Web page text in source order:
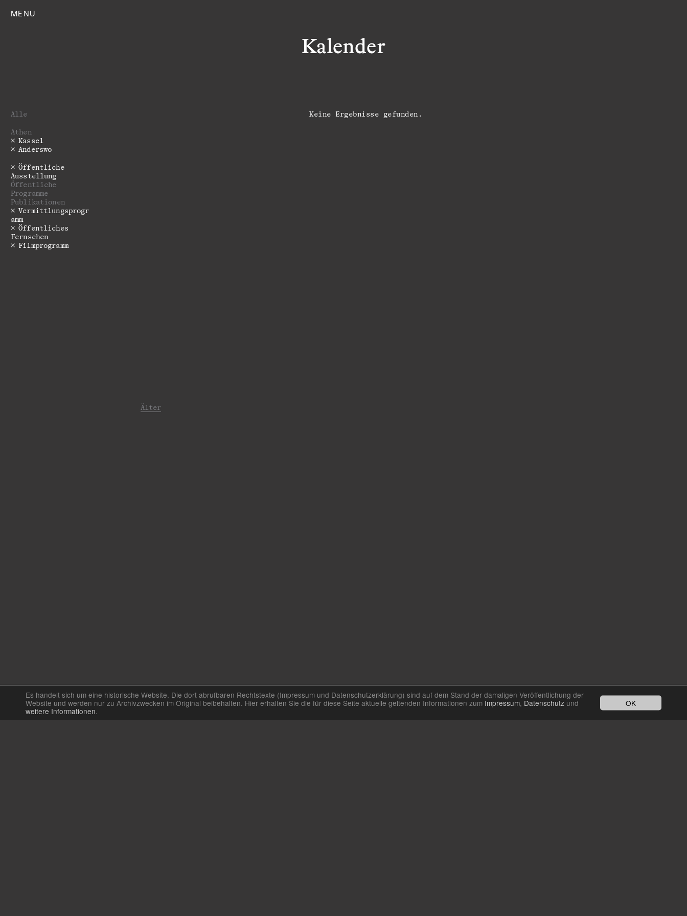
MENU
Kalender
Alle
Athen
Kassel
Anderswo
Öffentliche
Ausstellung
­­­Öffentliche
Programme
Publikationen
Vermittlungsprogr
amm
Öffentliches
Fernsehen
Filmprogramm
Älter
Keine Ergebnisse gefunden.
OK
Es handelt sich um eine historische Website. Die dort abrufbaren Rechtstexte (Impressum und Datenschutzerklärung) sind auf dem Stand der damaligen Veröffentlichung der
Website und werden nur zu Archivzwecken im Original beibehalten. Hier erhalten Sie die für diese Seite aktuelle geltenden Informationen zum Impressum, Datenschutz und
weitere Informationen.